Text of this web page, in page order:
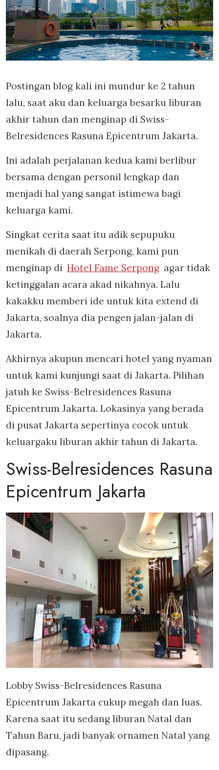
Postingan blog kali ini mundur ke 2 tahun
lalu, saat aku dan keluarga besarku liburan
akhir tahun dan menginap di Swiss-
Belresidences Rasuna Epicentrum Jakarta.
Ini adalah perjalanan kedua kami berlibur
bersama dengan personil lengkap dan
menjadi hal yang sangat istimewa bagi
keluarga kami.
Singkat cerita saat itu adik sepupuku
menikah di daerah Serpong, kami pun
menginap di Hotel Fame Serpong agar tidak
ketinggalan acara akad nikahnya. Lalu
kakakku memberi ide untuk kita extend di
Jakarta, soalnya dia pengen jalan-jalan di
Jakarta.
Akhirnya akupun mencari hotel yang nyaman
untuk kami kunjungi saat di Jakarta. Pilihan
jatuh ke Swiss-Belresidences Rasuna
Epicentrum Jakarta. Lokasinya yang berada
di pusat Jakarta sepertinya cocok untuk
keluargaku liburan akhir tahun di Jakarta.
Swiss-Belresidences Rasuna
Epicentrum Jakarta
Lobby Swiss-Belresidences Rasuna
Epicentrum Jakarta cukup megah dan luas.
Karena saat itu sedang liburan Natal dan
Tahun Baru, jadi banyak ornamen Natal yang
dipasang.